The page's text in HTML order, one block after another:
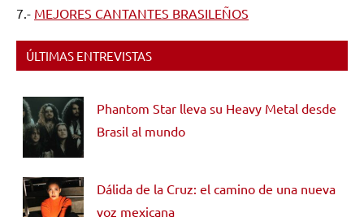
7.- MEJORES CANTANTES BRASILEÑOS
ÚLTIMAS ENTREVISTAS
Phantom Star lleva su Heavy Metal desde
Brasil al mundo
Dálida de la Cruz: el camino de una nueva
voz mexicana